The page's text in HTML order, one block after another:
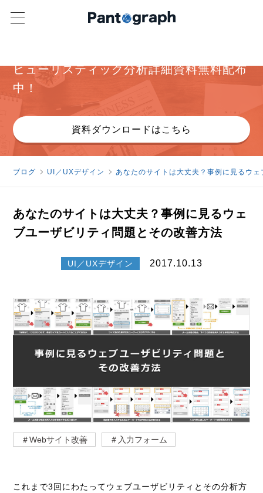
ヒューリスティック分析詳細資料無料配布
中！
資料ダウンロードはこちら
ブログ UI／UXデザイン あなたのサイトは大丈夫？事例に見るウ
あなたのサイトは大丈夫？事例に見るウェ
ブユーザビリティ問題とその改善方法
UI／UXデザイン 2017.10.13
＃Webサイト改善 ＃入力フォーム
これまで3回にわたってウェブユーザビリティとその分析方